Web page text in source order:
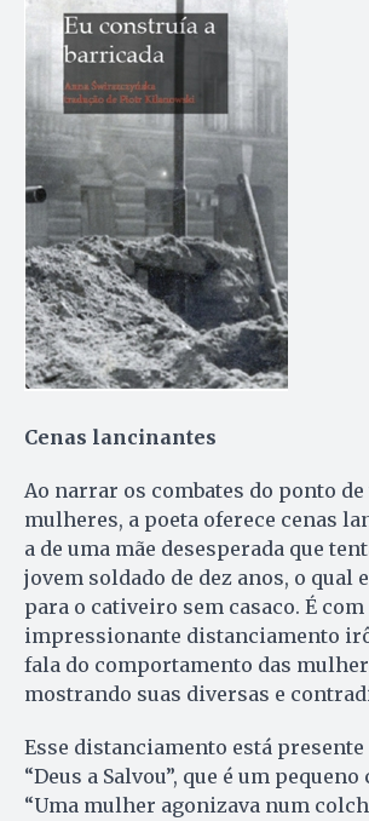
Cenas lancinantes
Ao narrar os combates do ponto de
mulheres, a poeta oferece cenas
a de uma mãe desesperada que
jovem soldado de dez anos, o qual
para o cativeiro sem casaco. É com
impressionante distanciamento
fala do comportamento das
mostrando suas diversas e
Esse distanciamento está
“Deus a Salvou”, que é um
“Uma mulher agonizava num